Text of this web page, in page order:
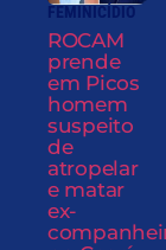
FEMINICÍDIO
ROCAM
prende
em Picos
homem
suspeito
de
atropelar
e matar
ex-